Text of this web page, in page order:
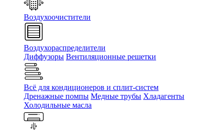
Воздухоочистители
Воздухораспределители
Диффузоры Вентиляционные решетки
Всё для кондиционеров и сплит-систем
Дренажные помпы Медные трубы Хладагенты
Холодильные масла